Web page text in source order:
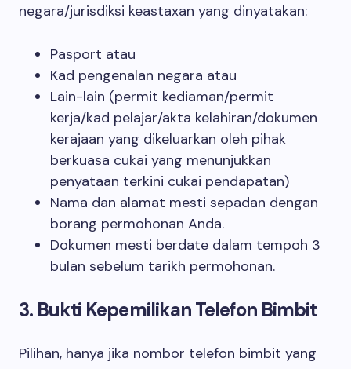
negara/jurisdiksi keastaxan yang dinyatakan:
Pasport atau
Kad pengenalan negara atau
Lain-lain (permit kediaman/permit
kerja/kad pelajar/akta kelahiran/dokumen
kerajaan yang dikeluarkan oleh pihak
berkuasa cukai yang menunjukkan
penyataan terkini cukai pendapatan)
Nama dan alamat mesti sepadan dengan
borang permohonan Anda.
Dokumen mesti berdate dalam tempoh 3
bulan sebelum tarikh permohonan.
3. Bukti Kepemilikan Telefon Bimbit
Pilihan, hanya jika nombor telefon bimbit yang